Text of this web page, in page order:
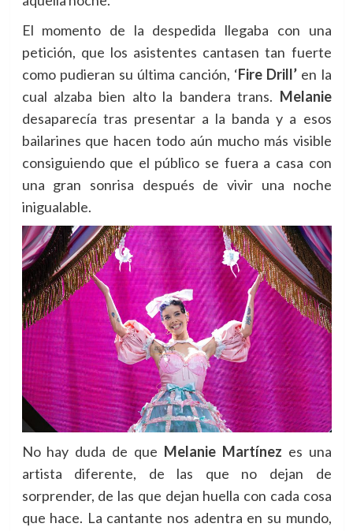
El momento de la despedida llegaba con una
petición, que los asistentes cantasen tan fuerte
como pudieran su última canción, ‘Fire Drill’ en la
cual alzaba bien alto la bandera trans. Melanie
desaparecía tras presentar a la banda y a esos
bailarines que hacen todo aún mucho más visible
consiguiendo que el público se fuera a casa con
una gran sonrisa después de vivir una noche
inigualable.
No hay duda de que Melanie Martínez es una
artista diferente, de las que no dejan de
sorprender, de las que dejan huella con cada cosa
que hace. La cantante nos adentra en su mundo,